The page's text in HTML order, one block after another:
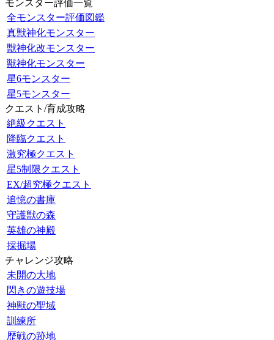
モンスター評価一覧
全モンスター評価図鑑
真獣神化モンスター
獣神化改モンスター
獣神化モンスター
星6モンスター
星5モンスター
クエスト/育成攻略
絶級クエスト
降臨クエスト
激究極クエスト
星5制限クエスト
EX/超究極クエスト
追憶の書庫
守護獣の森
英雄の神殿
採掘場
チャレンジ攻略
未開の大地
閃きの遊技場
神獣の聖域
訓練所
歴戦の跡地